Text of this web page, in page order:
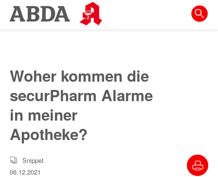
Springe
direkt
zur
Meta-
Navigation
Inhalt
zur
Suche
Woher kommen die
securPharm Alarme
in meiner
Apotheke?
Snippet
06.12.2021